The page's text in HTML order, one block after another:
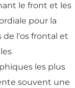
le front et les
pour la
de l'os frontal et
les plus
souvent une